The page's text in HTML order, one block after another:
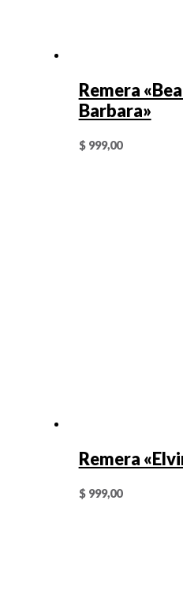
Remera
Barbara»
$999,00
Remera
$999,00